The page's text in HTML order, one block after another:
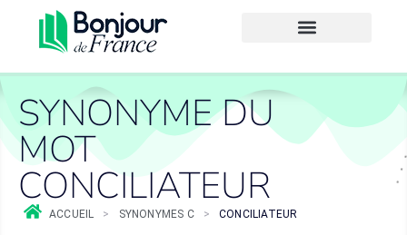
SYNONYME DU
MOT
CONCILIATEUR
ACCUEIL > SYNONYMES C > CONCILIATEUR